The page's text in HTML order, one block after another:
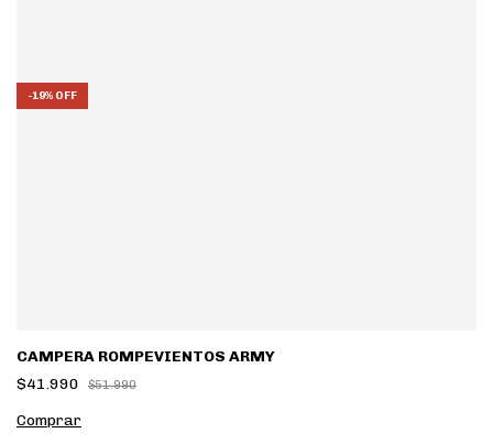
-19% OFF
CAMPERA ROMPEVIENTOS ARMY
$41.990
$51.990
Comprar